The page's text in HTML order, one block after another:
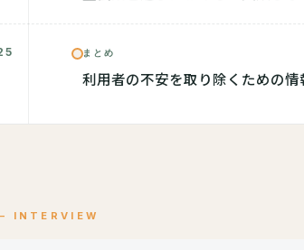
まとめ
利用者の不安を取り除くための情
INTERVIEW